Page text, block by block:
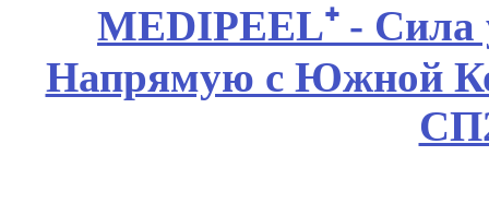
MEDIPEEL⁺ - Сила
Напрямую с Южной